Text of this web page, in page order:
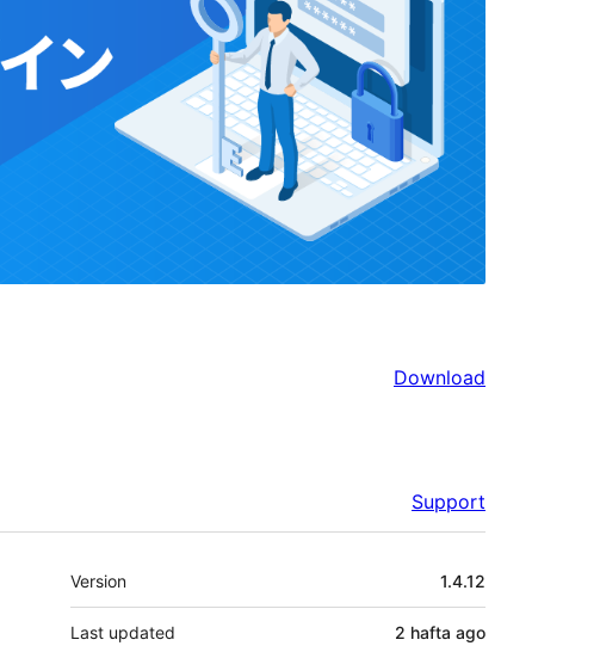
Download
Support
Meta
Version 1.4.12
Last updated 2 hafta ago